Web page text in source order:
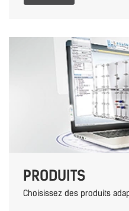
PRODUITS
Choisissez des produits